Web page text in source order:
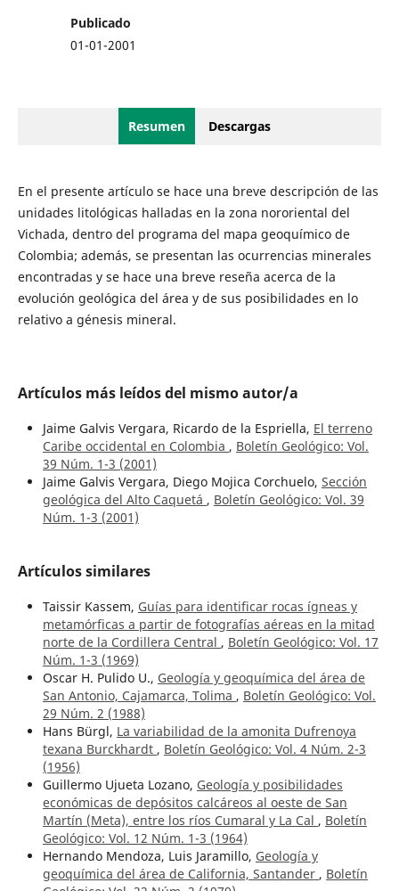
Publicado
01-01-2001
Resumen Descargas
En el presente artículo se hace una breve descripción de las
unidades litológicas halladas en la zona nororiental del
Vichada, dentro del programa del mapa geoquímico de
Colombia; además, se presentan las ocurrencias minerales
encontradas y se hace una breve reseña acerca de la
evolución geológica del área y de sus posibilidades en lo
relativo a génesis mineral.
Artículos más leídos del mismo autor/a
Jaime Galvis Vergara, Ricardo de la Espriella, El terreno
Caribe occidental en Colombia , Boletín Geológico: Vol.
39 Núm. 1-3 (2001)
Jaime Galvis Vergara, Diego Mojica Corchuelo, Sección
geológica del Alto Caquetá , Boletín Geológico: Vol. 39
Núm. 1-3 (2001)
Artículos similares
Taissir Kassem, Guías para identificar rocas ígneas y
metamórficas a partir de fotografías aéreas en la mitad
norte de la Cordillera Central , Boletín Geológico: Vol. 17
Núm. 1-3 (1969)
Oscar H. Pulido U., Geología y geoquímica del área de
San Antonio, Cajamarca, Tolima , Boletín Geológico: Vol.
29 Núm. 2 (1988)
Hans Bürgl, La variabilidad de la amonita Dufrenoya
texana Burckhardt , Boletín Geológico: Vol. 4 Núm. 2-3
(1956)
Guillermo Ujueta Lozano, Geología y posibilidades
económicas de depósitos calcáreos al oeste de San
Martín (Meta), entre los ríos Cumaral y La Cal , Boletín
Geológico: Vol. 12 Núm. 1-3 (1964)
Hernando Mendoza, Luis Jaramillo, Geología y
geoquímica del área de California, Santander , Boletín